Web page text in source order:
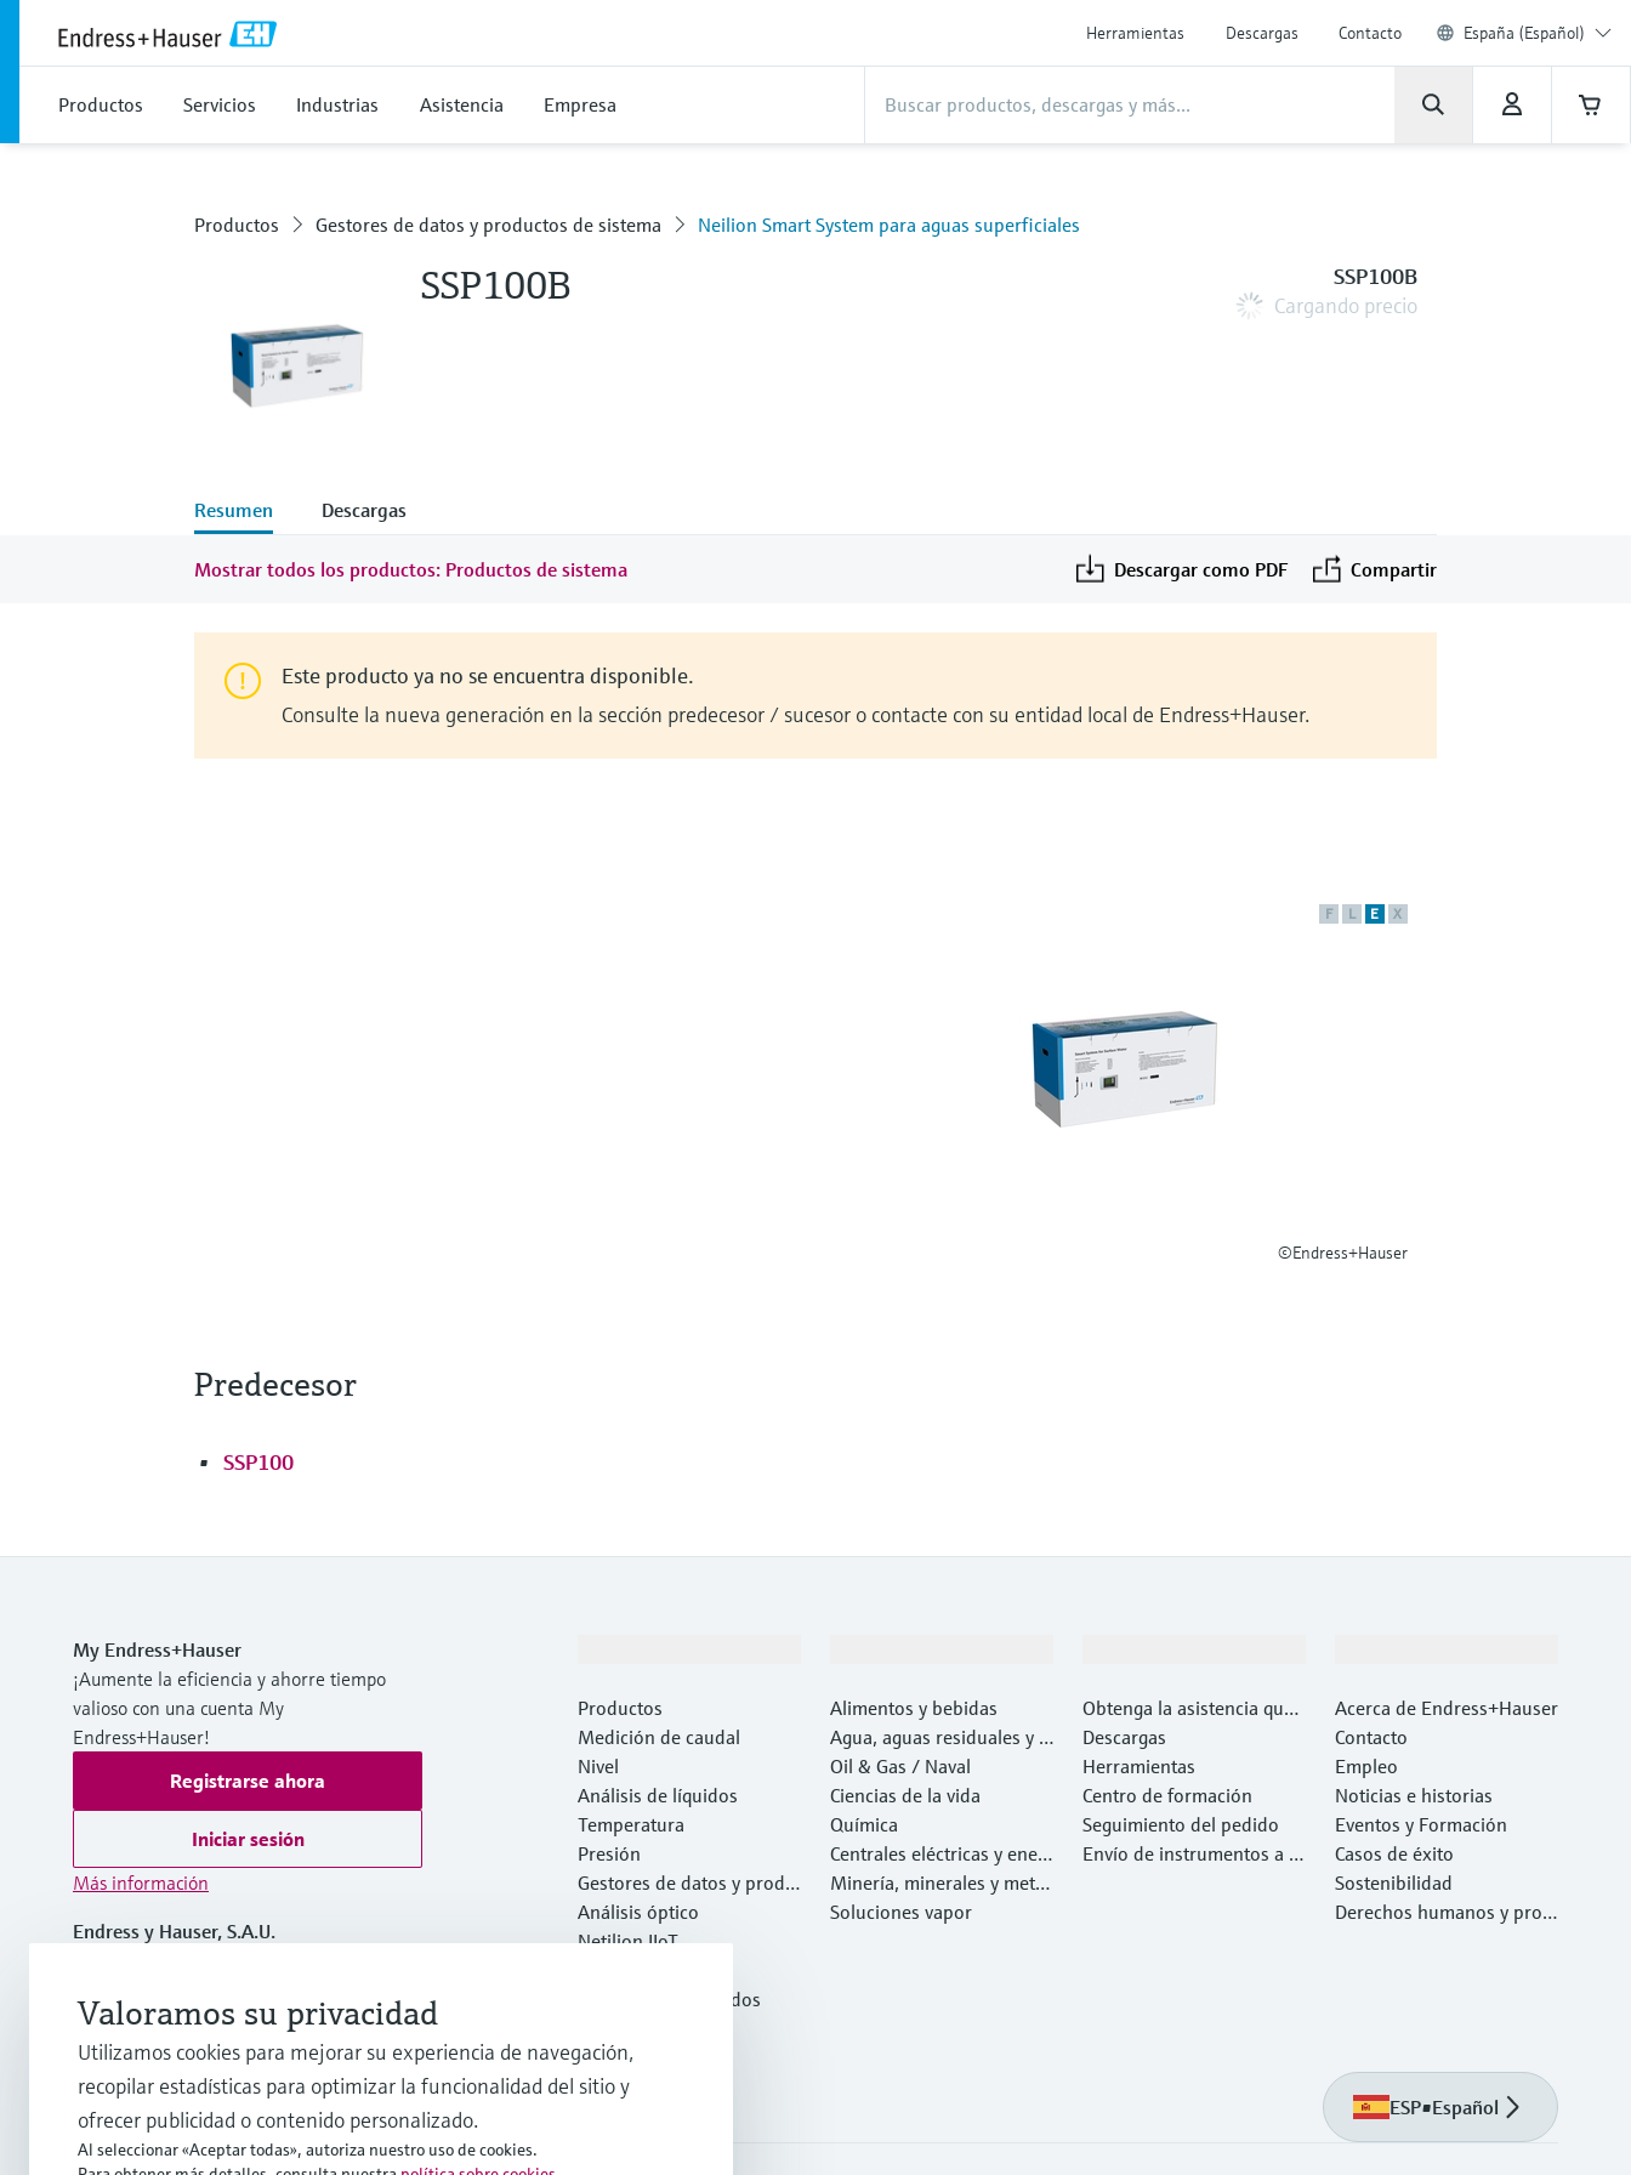
Herramientas Descargas Contacto España (Español)
Productos Servicios Industrias Asistencia Empresa
Productos Gestores de datos y productos de sistema Neilion Smart System para aguas superficiales
SSP100B
SSP100B
Cargando precio
Resumen Descargas
Mostrar todos los productos: Productos de sistema Descargar como PDF Compartir
Este producto ya no se encuentra disponible.
Consulte la nueva generación en la sección predecesor / sucesor o contacte con su entidad local de Endress+Hauser.
F L E X
©Endress+Hauser
Predecesor
SSP100
My Endress+Hauser
¡Aumente la eficiencia y ahorre tiempo
valioso con una cuenta My
Endress+Hauser!
Registrarse ahora
Iniciar sesión
Más información
Endress y Hauser, S.A.U.
+34 934 803 366
info.es@endress.com
Productos
Medición de caudal
Nivel
Análisis de líquidos
Temperatura
Presión
Gestores de datos y produ
ctos de sistema
Análisis óptico
Netilion IIoT
Productos destacados
Servicios
Alimentos y bebidas
Agua, aguas residuales y r
esiduos
Oil & Gas / Naval
Ciencias de la vida
Química
Centrales eléctricas y ener
gía
Minería, minerales y metal
es
Soluciones vapor
Obtenga la asistencia que
necesita con rapidez
Descargas
Herramientas
Centro de formación
Seguimiento del pedido
Envío de instrumentos a c
Acerca de Endress+Hauser
Contacto
Empleo
Noticias e historias
Eventos y Formación
Casos de éxito
Sostenibilidad
Derechos humanos y prote
ESP•Español
Valoramos su privacidad
Utilizamos cookies para mejorar su experiencia de navegación,
recopilar estadísticas para optimizar la funcionalidad del sitio y
ofrecer publicidad o contenido personalizado.
Al seleccionar «Aceptar todas», autoriza nuestro uso de cookies.